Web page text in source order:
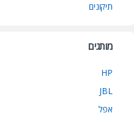
תיקונים
מותגים
HP
JBL
אפל